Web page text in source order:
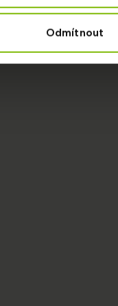
Odmítnout